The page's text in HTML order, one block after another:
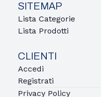
SITEMAP
Lista Categorie
Lista Prodotti
CLIENTI
Accedi
Registrati
Privacy Policy